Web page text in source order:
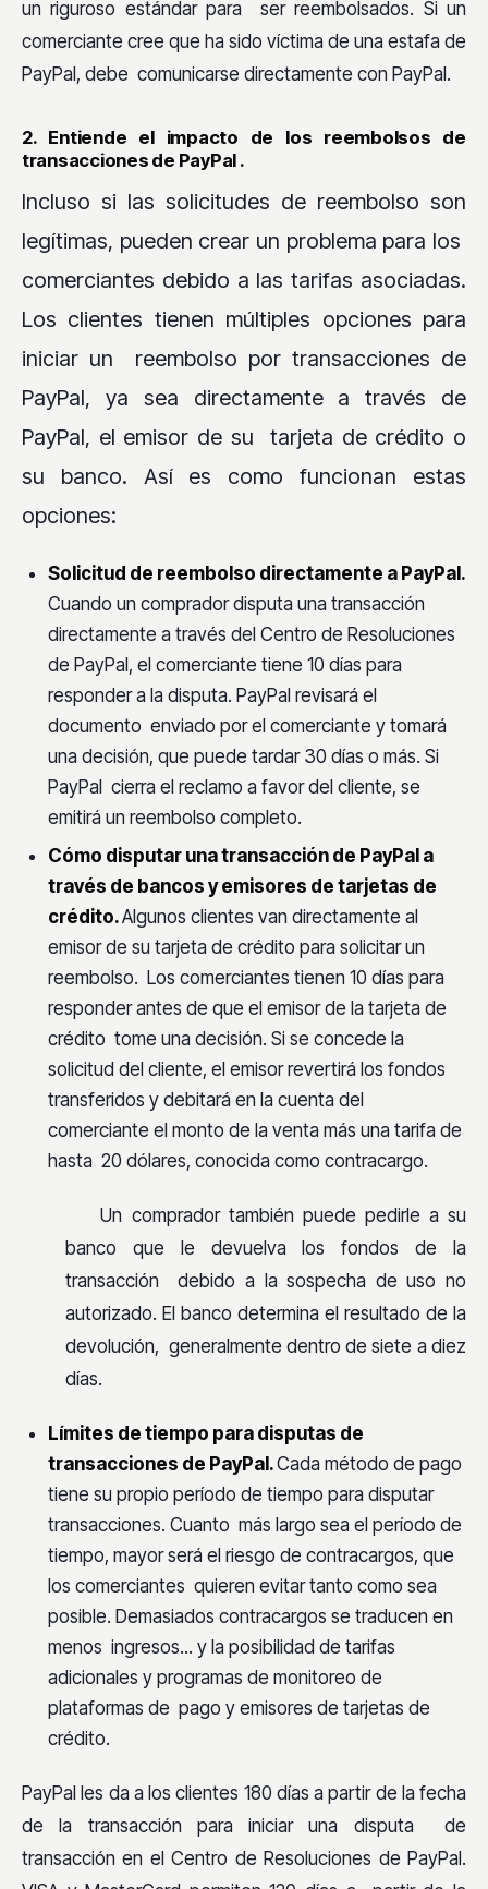
un riguroso estándar para ser reembolsados. Si un
comerciante cree que ha sido víctima de una estafa de
PayPal, debe comunicarse directamente con PayPal.
2. Entiende el impacto de los reembolsos de
transacciones de PayPal .
Incluso si las solicitudes de reembolso son
legítimas, pueden crear un problema para los
comerciantes debido a las tarifas asociadas.
Los clientes tienen múltiples opciones para
iniciar un reembolso por transacciones de
PayPal, ya sea directamente a través de
PayPal, el emisor de su tarjeta de crédito o
su banco. Así es como funcionan estas
opciones:
Solicitud de reembolso directamente a PayPal.
Cuando un comprador disputa una transacción
directamente a través del Centro de Resoluciones
de PayPal, el comerciante tiene 10 días para
responder a la disputa. PayPal revisará el
documento enviado por el comerciante y tomará
una decisión, que puede tardar 30 días o más. Si
PayPal cierra el reclamo a favor del cliente, se
emitirá un reembolso completo.
Cómo disputar una transacción de PayPal a
través de bancos y emisores de tarjetas de
crédito.Algunos clientes van directamente al
emisor de su tarjeta de crédito para solicitar un
reembolso. Los comerciantes tienen 10 días para
responder antes de que el emisor de la tarjeta de
crédito tome una decisión. Si se concede la
solicitud del cliente, el emisor revertirá los fondos
transferidos y debitará en la cuenta del
comerciante el monto de la venta más una tarifa de
hasta 20 dólares, conocida como contracargo.
Un comprador también puede pedirle a su
banco que le devuelva los fondos de la
transacción debido a la sospecha de uso no
autorizado. El banco determina el resultado de la
devolución, generalmente dentro de siete a diez
días.
Límites de tiempo para disputas de
transacciones de PayPal.Cada método de pago
tiene su propio período de tiempo para disputar
transacciones. Cuanto más largo sea el período de
tiempo, mayor será el riesgo de contracargos, que
los comerciantes quieren evitar tanto como sea
posible. Demasiados contracargos se traducen en
menos ingresos... y la posibilidad de tarifas
adicionales y programas de monitoreo de
plataformas de pago y emisores de tarjetas de
crédito.
PayPal les da a los clientes 180 días a partir de la fecha
de la transacción para iniciar una disputa de
transacción en el Centro de Resoluciones de PayPal.